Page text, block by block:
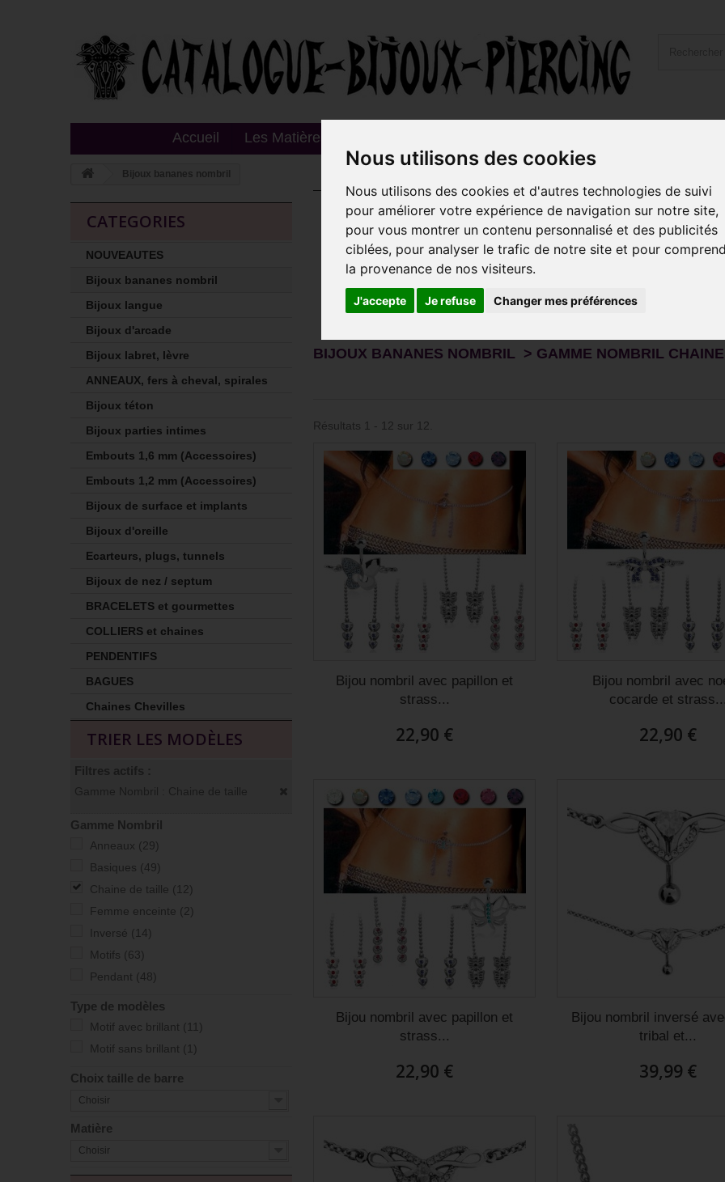
Nous utilisons des cookies
Nous utilisons des cookies et d'autres technologies de suivi
pour améliorer votre expérience de navigation sur notre site,
pour vous montrer un contenu personnalisé et des publicités
ciblées, pour analyser le trafic de notre site et pour
la provenance de nos visiteurs.
J'accepte Je refuse Changer mes préférences
Accueil Les Matières
Bijoux bananes nombril
CATEGORIES
NOUVEAUTES
Bijoux bananes nombril
Bijoux langue
Bijoux d'arcade
Bijoux labret, lèvre
ANNEAUX, fers à cheval, spirales
Bijoux téton
Bijoux parties intimes
Embouts 1,6 mm (Accessoires)
Embouts 1,2 mm (Accessoires)
Bijoux de surface et implants
Bijoux d'oreille
Ecarteurs, plugs, tunnels
Bijoux de nez / septum
BRACELETS et gourmettes
COLLIERS et chaines
PENDENTIFS
BAGUES
Chaines Chevilles
TRIER LES MODÈLES
Gamme Nombril
Anneaux (29)
Basiques (49)
Chaine de taille (12)
Femme enceinte (2)
Inversé (14)
Motifs (63)
Pendant (48)
Type de modèles
Motif avec brillant (11)
Motif sans brillant (1)
Choix taille de barre
Choisir
Matière
Choisir
Bijoux bananes nombril > Gamme Nombril
Ce site vous propose desbijoux de piercing pour le nombriltrès
motifs originaux, lespendants , leschaines de taille , lesanneaux
Vous pouvez adapter les bijoux de la gamme anneaux au nombril
Vous pouvez également personnali...
Détails
BIJOUX BANANES NOMBRIL > GAMME NOMBRIL
Résultats 1 - 12 sur 12.
Bijou nombril avec papillon et
strass...
22,90 €
Bijou nombril avec
cocarde et strass...
22,90 €
Bijou nombril avec papillon et
strass...
22,90 €
Bijou nombril inversé
tribal et...
39,99 €